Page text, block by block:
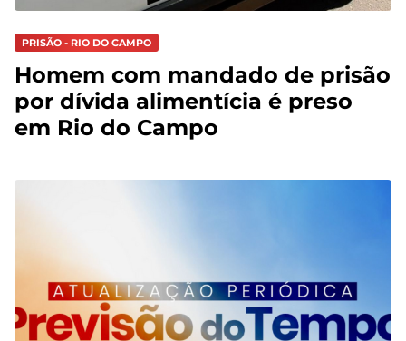
PRISÃO - RIO DO CAMPO
Homem com mandado de prisão
por dívida alimentícia é preso
em Rio do Campo